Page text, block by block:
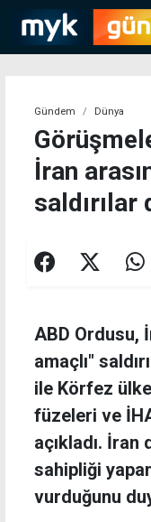
Gündem Dünya
İran
saldırılar
ABD Ordusu,
amaçlı"
ile Körfez
füzeleri ve
açıkladı.
sahipliği
vurduğunu